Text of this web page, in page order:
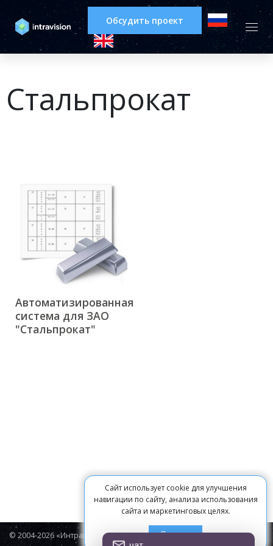
Сайт использует cookie для улучшения
навигации по сайту, анализа использования
сайта и маркетинговых целях.
Принять
Обсудить проект
Стальпрокат
Автоматизированная
система для ЗАО
"Стальпрокат"
© 2004-2026 «Интравижн»